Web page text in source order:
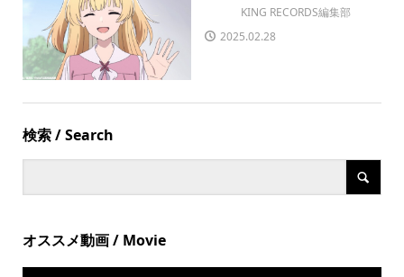
KING RECORDS編集部
2025.02.28
検索 / Search
オススメ動画 / Movie